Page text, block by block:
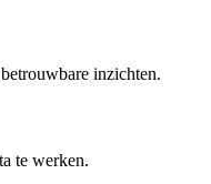
inzichten.
te werken.